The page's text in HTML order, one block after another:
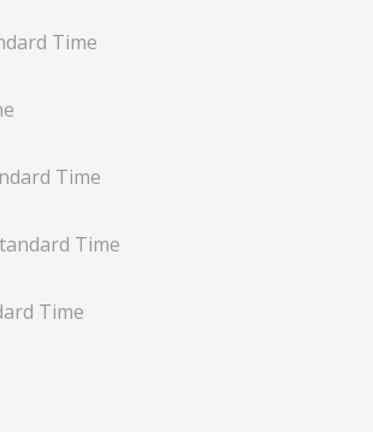
Time
Time
Time
Time